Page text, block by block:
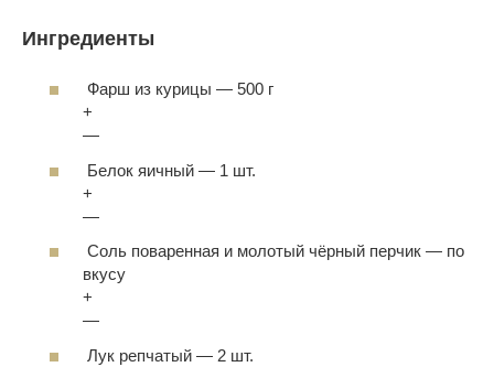
Ингредиенты
Фарш из курицы — 500 г
+
—
Белок яичный — 1 шт.
+
—
Соль поваренная и молотый чёрный перчик — по
вкусу
+
—
Лук репчатый — 2 шт.